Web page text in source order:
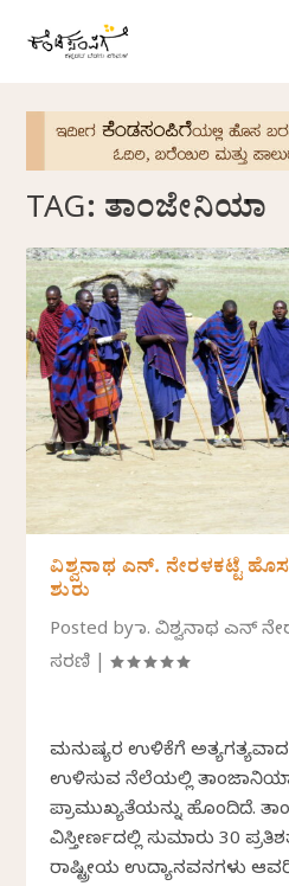
TAG: ತಾಂಜೇನಿಯಾ
ವಿಶ್ವನಾಥ ಎನ್.‌ ನೇರಳಕಟ್ಟೆ
ಶುರು
Posted byಡಾ. ವಿಶ್ವನಾಥ ಎನ್
ಸರಣಿ |
ಮನುಷ್ಯರ ಉಳಿಕೆಗೆ ಅತ್ಯಗತ್ಯವಾದ
ಉಳಿಸುವ ನೆಲೆಯಲ್ಲಿ
ಪ್ರಾಮುಖ್ಯತೆಯನ್ನು ಹೊಂದಿದೆ.
ವಿಸ್ತೀರ್ಣದಲ್ಲಿ ಸುಮಾರು 30
ರಾಷ್ಟ್ರೀಯ ಉದ್ಯಾನವನಗಳು